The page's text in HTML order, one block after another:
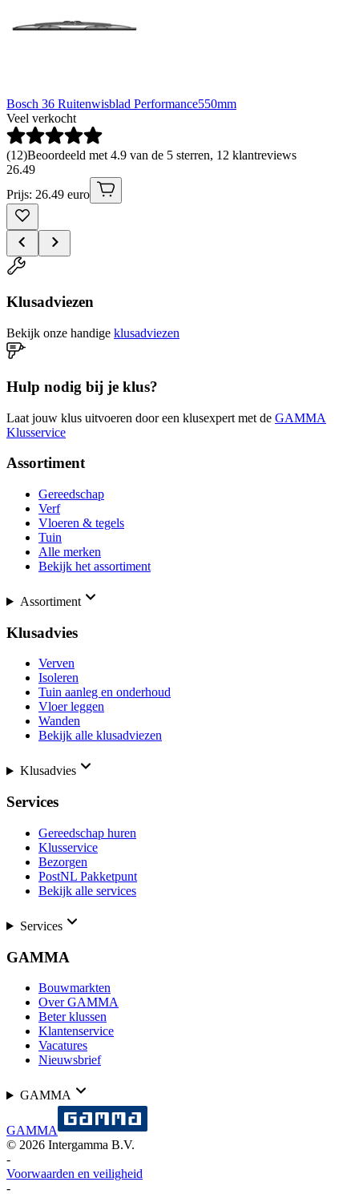
Bosch 36 Ruitenwisblad Performance550mm
Veel verkocht
(12)Beoordeeld met 4.9 van de 5 sterren, 12 klantreviews
26.49
Prijs: 26.49 euro
Klusadviezen
Bekijk onze handige klusadviezen
Hulp nodig bij je klus?
Laat jouw klus uitvoeren door een klusexpert met de GAMMA
Klusservice
Assortiment
Gereedschap
Verf
Vloeren & tegels
Tuin
Alle merken
Bekijk het assortiment
Assortiment
Klusadvies
Verven
Isoleren
Tuin aanleg en onderhoud
Vloer leggen
Wanden
Bekijk alle klusadviezen
Klusadvies
Services
Gereedschap huren
Klusservice
Bezorgen
PostNL Pakketpunt
Bekijk alle services
Services
GAMMA
Bouwmarkten
Over GAMMA
Beter klussen
Klantenservice
Vacatures
Nieuwsbrief
GAMMA
GAMMA
© 2026 Intergamma B.V.
-
Voorwaarden en veiligheid
-